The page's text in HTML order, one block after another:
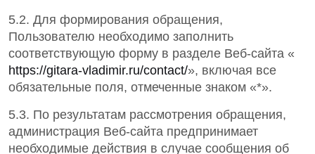
5.2. Для формирования обращения,
Пользователю необходимо заполнить
соответствующую форму в разделе Веб-сайта «
https://gitara-vladimir.ru/contact/», включая все
обязательные поля, отмеченные знаком «*».
5.3. По результатам рассмотрения обращения,
администрация Веб-сайта предпринимает
необходимые действия в случае сообщения об